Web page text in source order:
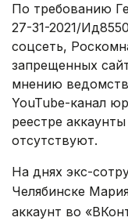
По требованию
27-31-2021/
соцсеть,
запрещенных
мнению
YouTube-канал
реестре
отсутствуют.
На днях экс-
Челябинске
аккаунт во